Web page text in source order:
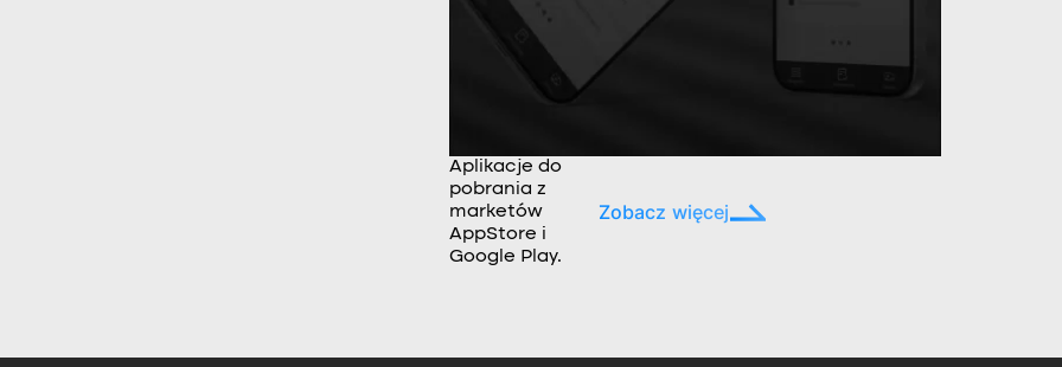
Aplikacje do
pobrania z
marketów
AppStore i
Google Play.
Zobacz więcej